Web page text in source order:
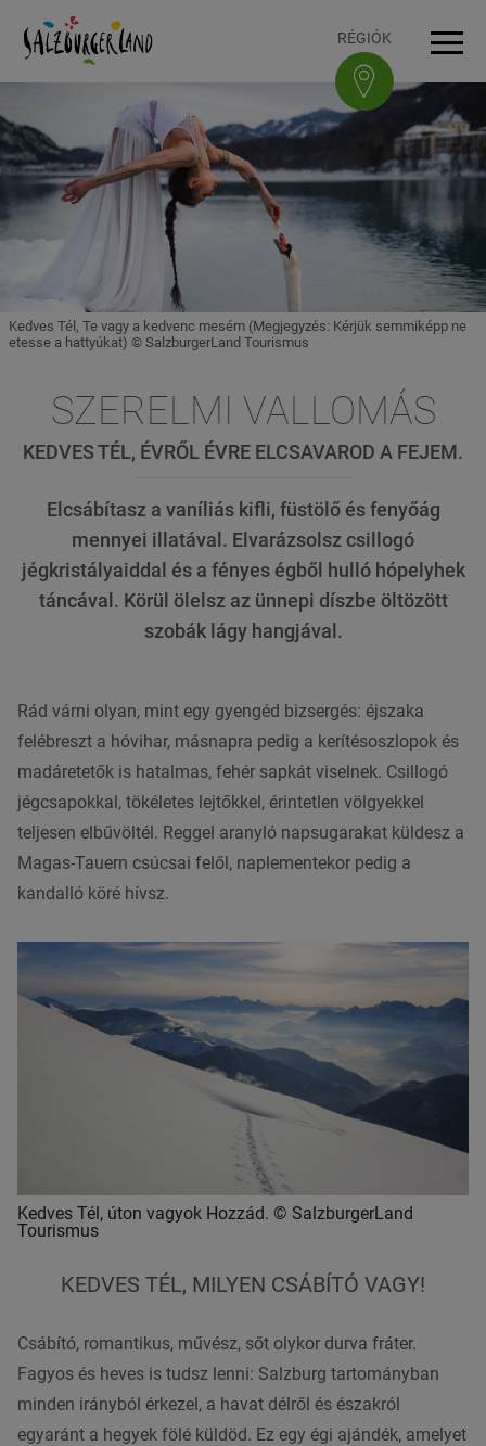
A tartalomhozAccesskey
[0]
A navigációhozAccesskey
[1]
Az oldal tetejéreAccesskey
[2]
A lábléchezAccesskey
[3] RÉGIÓK
Kedves Tél, Te vagy a kedvenc mesém (Megjegyzés: Kérjük semmiképp ne
etesse a hattyúkat) © SalzburgerLand Tourismus
SZERELMI VALLOMÁS
KEDVES TÉL, ÉVRŐL ÉVRE ELCSAVAROD A FEJEM.
Elcsábítasz a vaníliás kifli, füstölő és fenyőág
mennyei illatával. Elvarázsolsz csillogó
jégkristályaiddal és a fényes égből hulló hópelyhek
táncával. Körül ölelsz az ünnepi díszbe öltözött
szobák lágy hangjával.
Rád várni olyan, mint egy gyengéd bizsergés: éjszaka
felébreszt a hóvihar, másnapra pedig a kerítésoszlopok és
madáretetők is hatalmas, fehér sapkát viselnek. Csillogó
jégcsapokkal, tökéletes lejtőkkel, érintetlen völgyekkel
teljesen elbűvöltél. Reggel aranyló napsugarakat küldesz a
Magas-Tauern csúcsai felől, naplementekor pedig a
kandalló köré hívsz.
Kedves Tél, úton vagyok Hozzád. © SalzburgerLand
Tourismus
KEDVES TÉL, MILYEN CSÁBÍTÓ VAGY!
Csábító, romantikus, művész, sőt olykor durva fráter.
Fagyos és heves is tudsz lenni: Salzburg tartományban
minden irányból érkezel, a havat délről és északról
egyaránt a hegyek fölé küldöd. Ez egy égi ajándék, amelyet